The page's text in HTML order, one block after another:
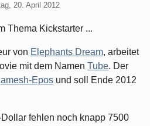
20. April 2012
Thema Kickstarter ...
von Elephants Dream, arbeitet
mit dem Namen Tube. Der
Epos und soll Ende 2012
fehlen noch knapp 7500